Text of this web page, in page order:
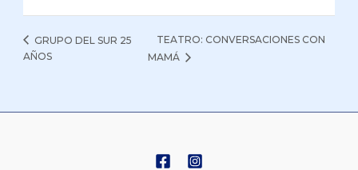
GRUPO DEL SUR 25
AÑOS
TEATRO: CONVERSACIONES CON
MAMÁ